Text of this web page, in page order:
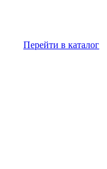
Перейти в каталог